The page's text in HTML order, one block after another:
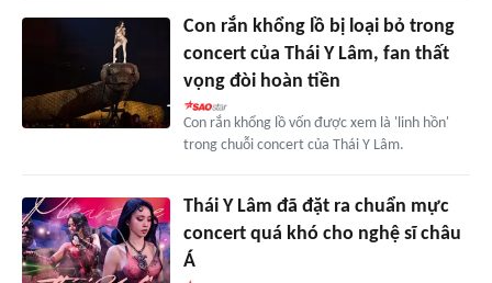
Con rắn khổng lồ bị loại bỏ trong
concert của Thái Y Lâm, fan thất
vọng đòi hoàn tiền
Con rắn khổng lồ vốn được xem là 'linh hồn'
trong chuỗi concert của Thái Y Lâm.
Thái Y Lâm đã đặt ra chuẩn mực
concert quá khó cho nghệ sĩ châu
Á